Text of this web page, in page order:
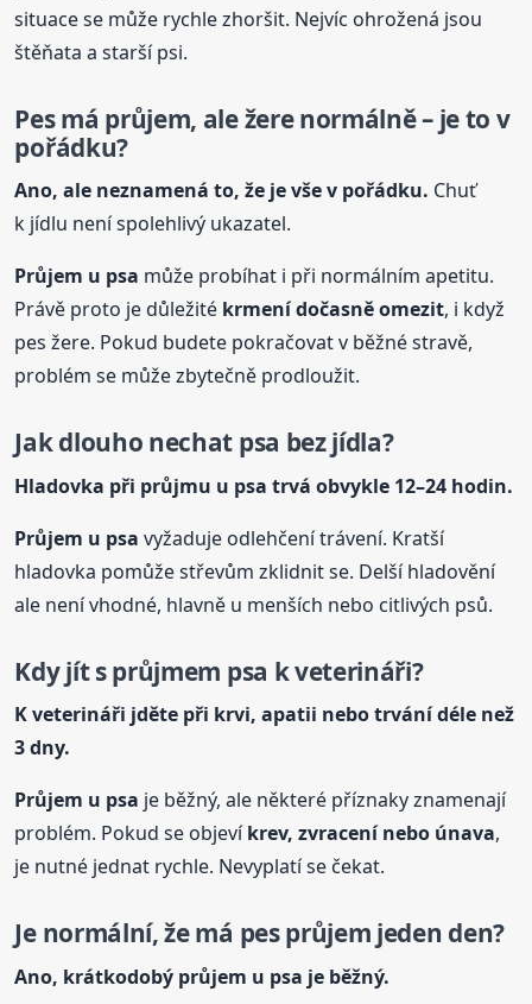
situace se může rychle zhoršit. Nejvíc ohrožená jsou
štěňata a starší psi.
Pes má průjem, ale žere normálně – je to v
pořádku?
Ano, ale neznamená to, že je vše v pořádku. Chuť
k jídlu není spolehlivý ukazatel.
Průjem u psa může probíhat i při normálním apetitu.
Právě proto je důležité krmení dočasně omezit, i když
pes žere. Pokud budete pokračovat v běžné stravě,
problém se může zbytečně prodloužit.
Jak dlouho nechat psa bez jídla?
Hladovka při průjmu u psa trvá obvykle 12–24 hodin.
Průjem u psa vyžaduje odlehčení trávení. Kratší
hladovka pomůže střevům zklidnit se. Delší hladovění
ale není vhodné, hlavně u menších nebo citlivých psů.
Kdy jít s průjmem psa k veterináři?
K veterináři jděte při krvi, apatii nebo trvání déle než
3 dny.
Průjem u psa je běžný, ale některé příznaky znamenají
problém. Pokud se objevíkrev, zvracení nebo únava,
je nutné jednat rychle. Nevyplatí se čekat.
Je normální, že má pes průjem jeden den?
Ano, krátkodobý průjem u psa je běžný.